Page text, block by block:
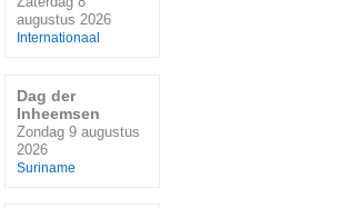
augustus 2026
Internationaal
Dag der
Inheemsen
Zondag 9 augustus
2026
Suriname